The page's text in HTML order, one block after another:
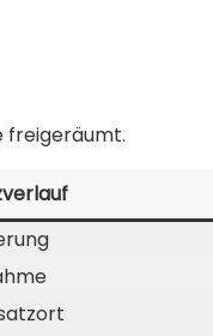
freigeräumt.